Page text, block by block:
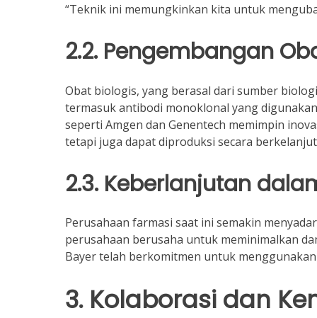
“Teknik ini memungkinkan kita untuk
2.2. Pengembangan
Obat biologis, yang berasal dari sumber
termasuk antibodi monoklonal yang
seperti Amgen dan Genentech memimpin
tetapi juga dapat diproduksi secara
2.3. Keberlanjutan
Perusahaan farmasi saat ini semakin
perusahaan berusaha untuk meminimalkan
Bayer telah berkomitmen untuk
3. Kolaborasi dan